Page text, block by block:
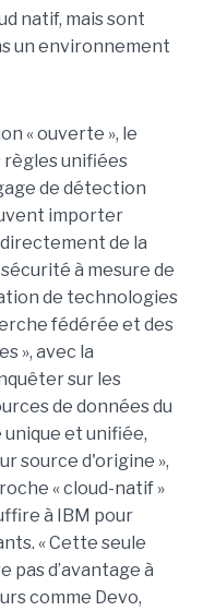
natif, mais sont
un environnement
« ouverte », le
règles unifiées
de détection
importer
de la
à mesure de
de technologies
fédérée et des
», avec la
sur les
de données du
unique et unifiée,
source d'origine »,
« cloud-natif »
à IBM pour
« Cette seule
d’avantage à
comme Devo,